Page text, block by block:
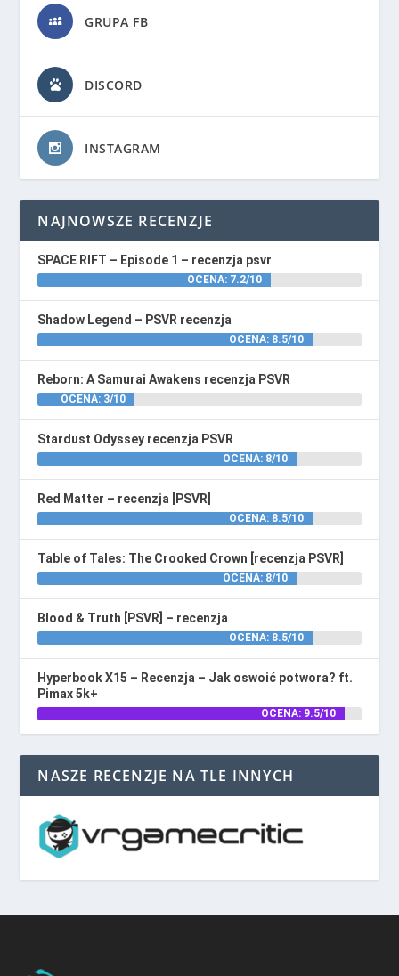
GRUPA FB
DISCORD
INSTAGRAM
NAJNOWSZE RECENZJE
SPACE RIFT – Episode 1 – recenzja psvr
OCENA: 7.2/10
Shadow Legend – PSVR recenzja
OCENA: 8.5/10
Reborn: A Samurai Awakens recenzja PSVR
OCENA: 3/10
Stardust Odyssey recenzja PSVR
OCENA: 8/10
Red Matter – recenzja [PSVR]
OCENA: 8.5/10
Table of Tales: The Crooked Crown [recenzja PSVR]
OCENA: 8/10
Blood & Truth [PSVR] – recenzja
OCENA: 8.5/10
Hyperbook X15 – Recenzja – Jak oswoić potwora? ft.
Pimax 5k+
OCENA: 9.5/10
NASZE RECENZJE NA TLE INNYCH